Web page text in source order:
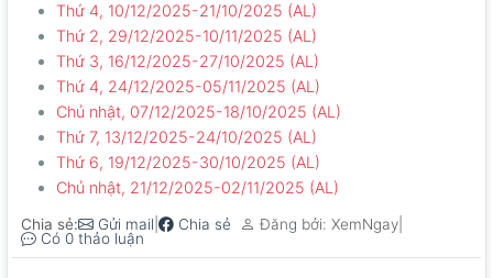
Thứ 4, 10/12/2025-21/10/2025 (AL)
Thứ 2, 29/12/2025-10/11/2025 (AL)
Thứ 3, 16/12/2025-27/10/2025 (AL)
Thứ 4, 24/12/2025-05/11/2025 (AL)
Chủ nhật, 07/12/2025-18/10/2025 (AL)
Thứ 7, 13/12/2025-24/10/2025 (AL)
Thứ 6, 19/12/2025-30/10/2025 (AL)
Chủ nhật, 21/12/2025-02/11/2025 (AL)
Chia sẻ: Gửi mail Chia sẻ Đăng bởi: XemNgay|
Có 0 thảo luận